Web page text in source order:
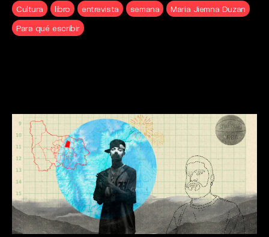
Cultura
libro entrevista semana
Maria Jiemna Duzan
Para qué escribir